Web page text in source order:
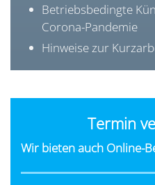
Betriebsbedingte
Corona-Pandemie
Hinweise zur
Termin
Wir bieten auch Online-